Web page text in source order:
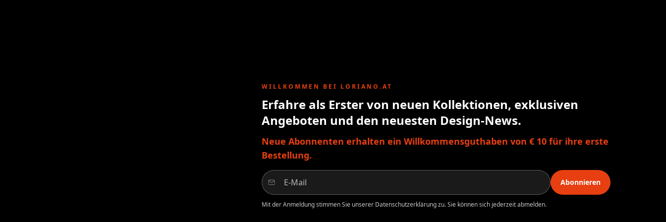
WILLKOMMEN BEI LORIANO.AT
Erfahre als Erster von neuen Kollektionen, exklusiven
Angeboten und den neuesten Design-News.
Neue Abonnenten erhalten ein Willkommensguthaben von € 10 für ihre erste
Bestellung.
Abonnieren
Mit der Anmeldung stimmen Sie unserer Datenschutzerklärung zu. Sie können sich jederzeit abmelden.